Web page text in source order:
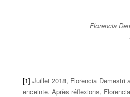
Florencia
[1] Juillet 2018, Florencia Demestri
enceinte. Après réflexions,